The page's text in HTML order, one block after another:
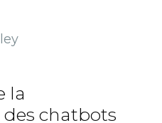
la
chatbots